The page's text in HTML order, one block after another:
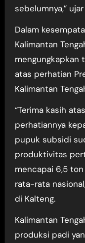
sebelumnya,”
Dalam
Kalimantan
mengungkapkan
atas perhatian
Kalimantan
“Terima kasih
perhatiannya
pupuk subsidi
produktivitas
mencapai 6,5
rata-rata
di Kalteng.
Kalimantan
produksi padi